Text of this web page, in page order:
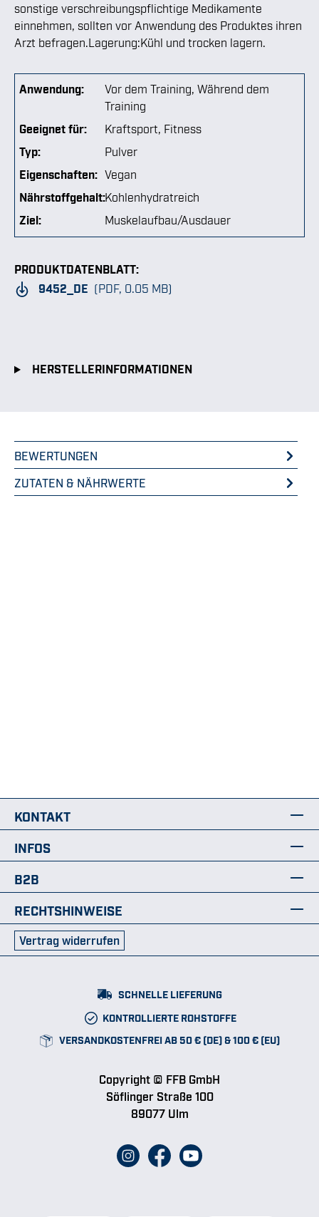
sonstige verschreibungspflichtige Medikamente
einnehmen, sollten vor Anwendung des Produktes ihren
Arzt befragen.Lagerung:Kühl und trocken lagern.
Anwendung: Vor dem Training, Während dem
Training
Geeignet für:
Kraftsport, Fitness
Typ:
Pulver
Eigenschaften: Vegan
Nährstoffgehalt:Kohlenhydratreich
Ziel:
Muskelaufbau/Ausdauer
PRODUKTDATENBLATT:
9452_DE (PDF, 0.05 MB)
HERSTELLERINFORMATIONEN
BEWERTUNGEN
ZUTATEN & NÄHRWERTE
KONTAKT
INFOS
B2B
RECHTSHINWEISE
Vertrag widerrufen
SCHNELLE LIEFERUNG
KONTROLLIERTE ROHSTOFFE
VERSANDKOSTENFREI AB 50 € (DE) & 100 € (EU)
Copyright © FFB GmbH
Söflinger Straße 100
89077 Ulm